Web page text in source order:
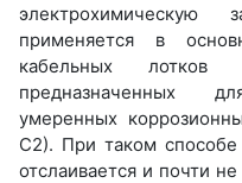
применяется в
кабельных
предназначенных
умеренных
С2). При таком
отслаивается и почти